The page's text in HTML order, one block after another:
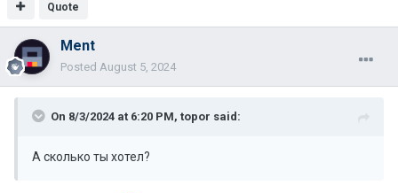
Quote
Ment
Posted August 5, 2024
On 8/3/2024 at 6:20 PM, topor said:
А сколько ты хотел?